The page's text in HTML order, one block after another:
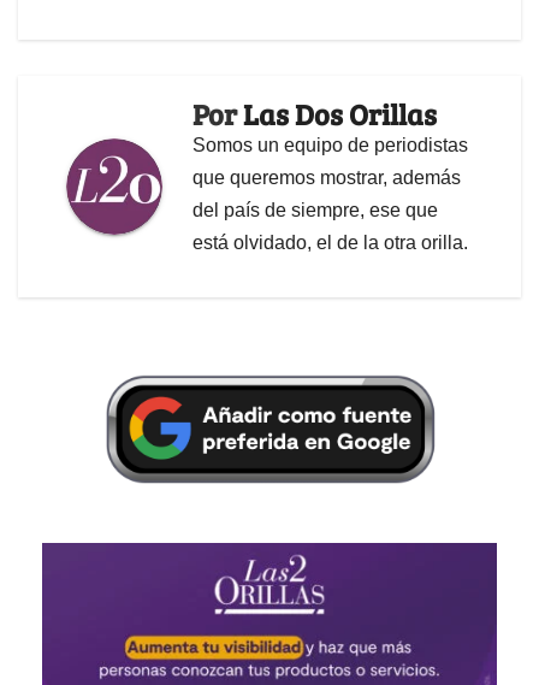
PorLas Dos Orillas
Somos un equipo de periodistas
que queremos mostrar, además
del país de siempre, ese que
está olvidado, el de la otra orilla.